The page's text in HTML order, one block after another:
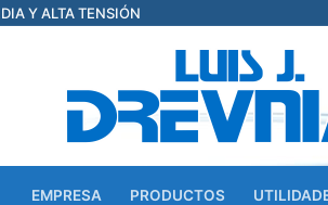
Y ALTA TENSIÓN
EMPRESA PRODUCTOS